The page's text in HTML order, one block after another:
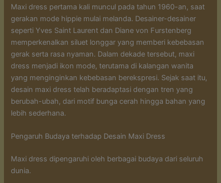
Maxi dress pertama kali muncul pada tahun 1960-an, saat
gerakan mode hippie mulai melanda. Desainer-desainer
seperti Yves Saint Laurent dan Diane von Furstenberg
memperkenalkan siluet longgar yang memberi kebebasan
gerak serta rasa nyaman. Dalam dekade tersebut, maxi
dress menjadi ikon mode, terutama di kalangan wanita
yang menginginkan kebebasan berekspresi. Sejak saat itu,
desain maxi dress telah beradaptasi dengan tren yang
berubah-ubah, dari motif bunga cerah hingga bahan yang
lebih sederhana.
Pengaruh Budaya terhadap Desain Maxi Dress
Maxi dress dipengaruhi oleh berbagai budaya dari seluruh
dunia.